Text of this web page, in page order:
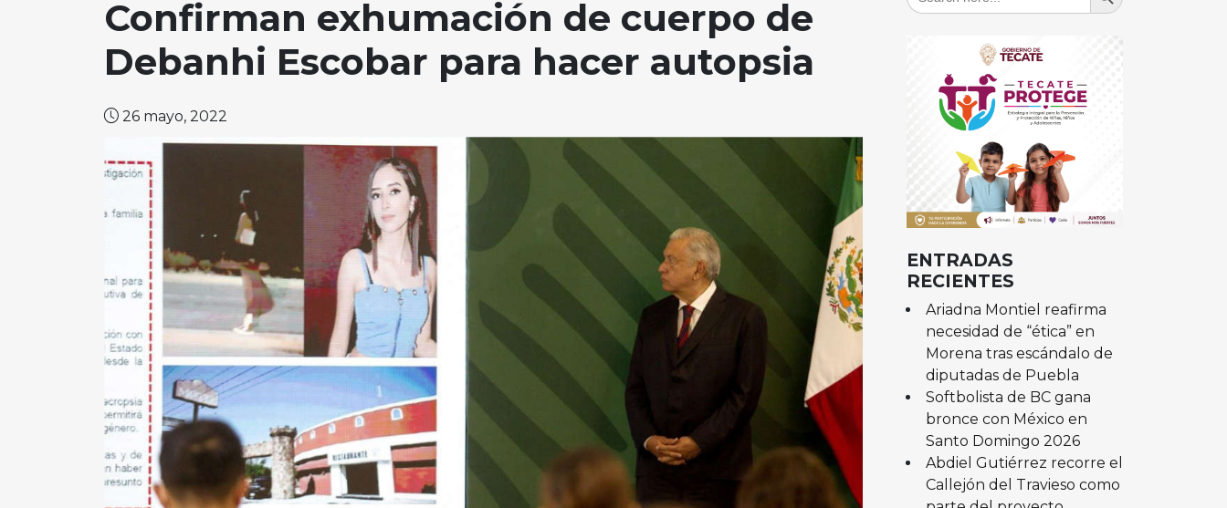
Confirman exhumación de cuerpo de
Debanhi Escobar para hacer autopsia
26 mayo, 2022
ENTRADAS
RECIENTES
Ariadna Montiel reafirma
necesidad de “ética” en
Morena tras escándalo de
diputadas de Puebla
Softbolista de BC gana
bronce con México en
Santo Domingo 2026
Abdiel Gutiérrez recorre el
Callejón del Travieso como